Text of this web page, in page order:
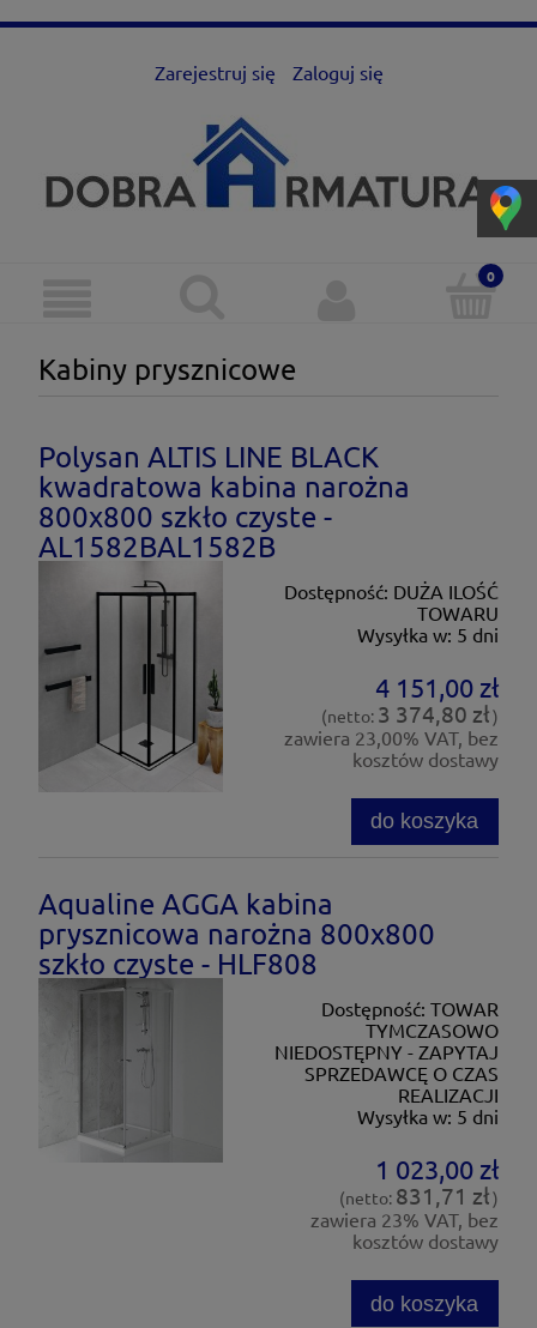
Zarejestruj się Zaloguj się
Kabiny prysznicowe
Polysan ALTIS LINE BLACK
kwadratowa kabina narożna
800x800 szkło czyste -
AL1582BAL1582B
Dostępność: DUŻA ILOŚĆ
TOWARU
Wysyłka w: 5 dni
4 151,00 zł
(netto: 3 374,80 zł)
zawiera 23,00% VAT, bez
kosztów dostawy
do koszyka
Aqualine AGGA kabina
prysznicowa narożna 800x800
szkło czyste - HLF808
Dostępność: TOWAR
TYMCZASOWO
NIEDOSTĘPNY - ZAPYTAJ
SPRZEDAWCĘ O CZAS
REALIZACJI
Wysyłka w: 5 dni
1 023,00 zł
(netto: 831,71 zł)
zawiera 23% VAT, bez
kosztów dostawy
do koszyka